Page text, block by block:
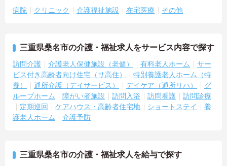
病院 クリニック 介護福祉施設 在宅医療 その他
三重県桑名市の介護・福祉求人をサービス内容で探す
訪問介護 介護老人保健施設（老健） 有料老人ホーム
サー
ビス付き高齢者向け住宅（サ高住）
特別養護老人ホーム（特
養）
通所介護（デイサービス） デイケア（通所リハ）
グ
ループホーム
障がい者施設 訪問入浴 訪問看護
訪問診療
定期巡回
ケアハウス・高齢者住宅地 ショートステイ
養
護老人ホーム
介護予防
三重県桑名市の介護・福祉求人を給与で探す